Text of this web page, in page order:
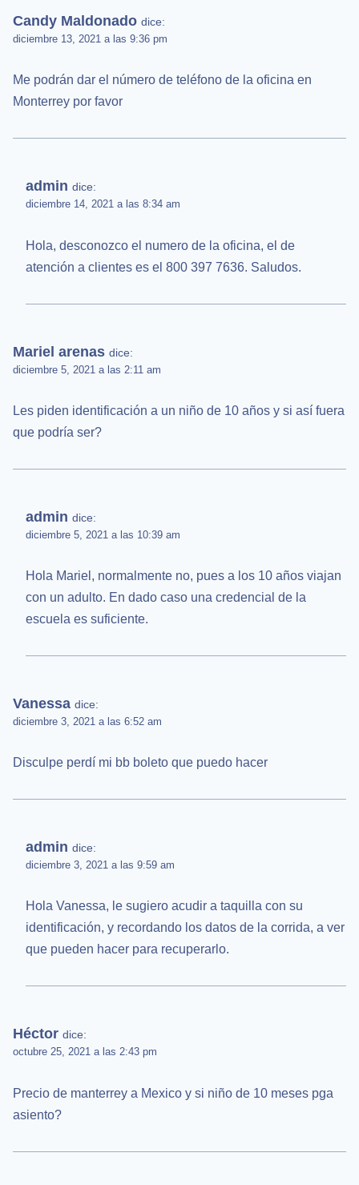
Candy Maldonado dice:
diciembre 13, 2021 a las 9:36 pm
Me podrán dar el número de teléfono de la oficina en
Monterrey por favor
admin dice:
diciembre 14, 2021 a las 8:34 am
Hola, desconozco el numero de la oficina, el de
atención a clientes es el 800 397 7636. Saludos.
Mariel arenas dice:
diciembre 5, 2021 a las 2:11 am
Les piden identificación a un niño de 10 años y si así fuera
que podría ser?
admin dice:
diciembre 5, 2021 a las 10:39 am
Hola Mariel, normalmente no, pues a los 10 años viajan
con un adulto. En dado caso una credencial de la
escuela es suficiente.
Vanessa dice:
diciembre 3, 2021 a las 6:52 am
Disculpe perdí mi bb boleto que puedo hacer
admin dice:
diciembre 3, 2021 a las 9:59 am
Hola Vanessa, le sugiero acudir a taquilla con su
identificación, y recordando los datos de la corrida, a ver
que pueden hacer para recuperarlo.
Héctor dice:
octubre 25, 2021 a las 2:43 pm
Precio de manterrey a Mexico y si niño de 10 meses pga
asiento?